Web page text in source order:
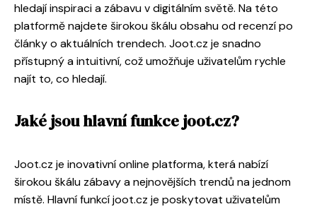
hledají inspiraci a zábavu v digitálním světě. Na této
platformě najdete širokou škálu obsahu od recenzí po
články o aktuálních trendech. Joot.cz je snadno
přístupný a intuitivní, což umožňuje uživatelům rychle
najít to, co hledají.
Jaké jsou hlavní funkce joot.cz?
Joot.cz je inovativní online platforma, která nabízí
širokou škálu zábavy a nejnovějších trendů na jednom
místě. Hlavní funkcí joot.cz je poskytovat uživatelům